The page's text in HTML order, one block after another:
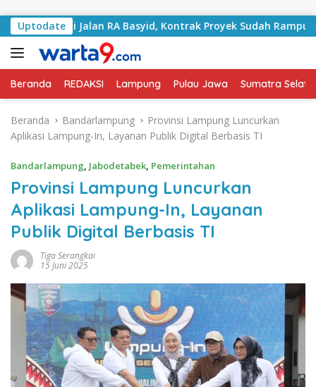
Uptodate
Jalan RA Basyid, Kontrak Proyek Sudah Rampung
Beranda REDAKSI Lampung Pulau Jawa Sumatra
Beranda Bandarlampung
Provinsi Lampung Luncurkan
Aplikasi Lampung-In, Layanan Publik Digital Berbasis TI
Bandarlampung, Jabodetabek, Pemerintahan
Provinsi Lampung Luncurkan
Aplikasi Lampung-In, Layanan
Publik Digital Berbasis TI
Tiga Serangkai
15 Juni 2025